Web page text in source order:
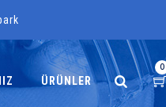
0
ÜRÜNLER